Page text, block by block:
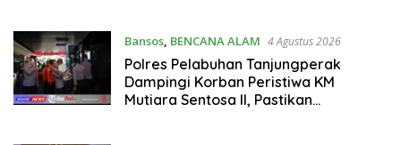
Bansos, BENCANA ALAM 4 Agustus 2026
Polres Pelabuhan Tanjungperak
Dampingi Korban Peristiwa KM
Mutiara Sentosa II, Pastikan